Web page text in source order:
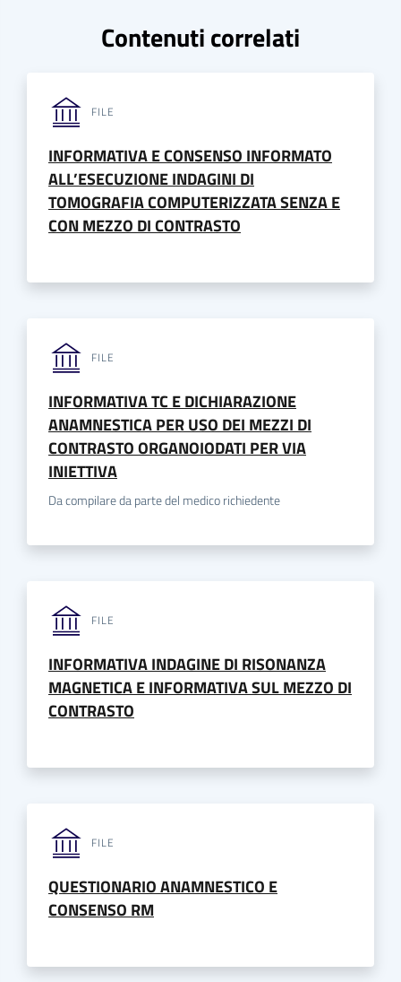
Contenuti correlati
FILE
INFORMATIVA E CONSENSO INFORMATO
ALL’ESECUZIONE INDAGINI DI
TOMOGRAFIA COMPUTERIZZATA SENZA E
CON MEZZO DI CONTRASTO
FILE
INFORMATIVA TC E DICHIARAZIONE
ANAMNESTICA PER USO DEI MEZZI DI
CONTRASTO ORGANOIODATI PER VIA
INIETTIVA
Da compilare da parte del medico richiedente
FILE
INFORMATIVA INDAGINE DI RISONANZA
MAGNETICA E INFORMATIVA SUL MEZZO DI
CONTRASTO
FILE
QUESTIONARIO ANAMNESTICO E
CONSENSO RM